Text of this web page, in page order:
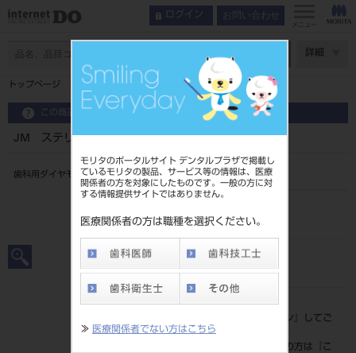
モリタのポータルサイト デンタルプラザで掲載し
ているモリタの製品、サービス等の情報は、医療
関係者の方を対象にしたものです。一般の方に対
する情報提供サイトではありません。
医療関係者の方は職種を選択ください。
≫ 医療関係者でない方はこちら
ログイン お問い合わせ
メニュー
詳細
トップページ JM ステリダイヤ 5入 M440SS
この商品に関するお問い合わせ
JM ステリダイヤ 5入 M440SS
歯科用ダイヤモンドバー
206160001440SS
JAN/EANコード
標準価格
ログイン
』してご
覧ください。
ネット会員登録がまだの方は『
こ